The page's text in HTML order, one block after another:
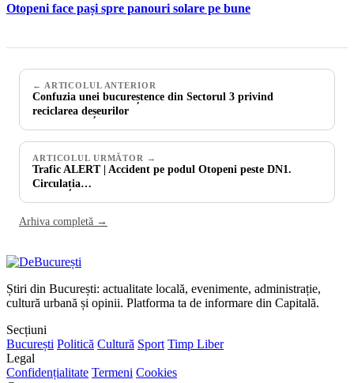
Otopeni face pași spre panouri solare pe bune
← ARTICOLUL ANTERIOR
Confuzia unei bucureștence din Sectorul 3 privind
reciclarea deșeurilor
ARTICOLUL URMĂTOR →
Trafic ALERT | Accident pe podul Otopeni peste DN1.
Circulația…
Arhiva completă →
Știri din București: actualitate locală, evenimente, administrație,
cultură urbană și opinii. Platforma ta de informare din Capitală.
Secțiuni
București Politică Cultură Sport Timp Liber
Legal
Confidențialitate Termeni Cookies